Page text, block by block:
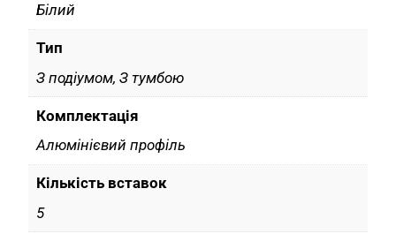
Білий
Тип
З подіумом, З тумбою
Комплектація
Алюмінієвий профіль
Кількість вставок
5